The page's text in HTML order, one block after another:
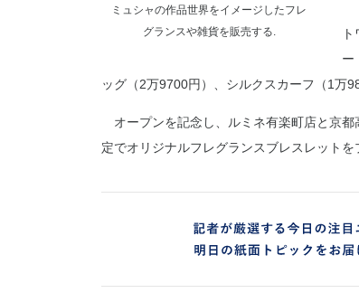
ミュシャの作品世界をイメージしたフレ
グランスや雑貨を販売する.
ー
ッグ（2万9700円）、シルクスカーフ（1万
オープンを記念し、ルミネ有楽町店と京都
定でオリジナルフレグランスブレスレットを